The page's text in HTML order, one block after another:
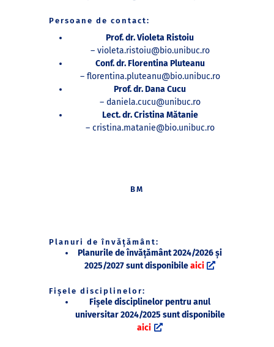
Persoane de contact:
Prof. dr. Violeta Ristoiu
– violeta.ristoiu@bio.unibuc.ro
Conf. dr. Florentina Pluteanu
– florentina.pluteanu@bio.unibuc.ro
Prof. dr. Dana Cucu
– daniela.cucu@unibuc.ro
Lect. dr. Cristina Mătanie
– cristina.matanie@bio.unibuc.ro
BM
Planuri de învățământ:
Planurile de învățământ 2024/2026 și
2025/2027 sunt disponibileaici
Fișele disciplinelor:
Fișele disciplinelor pentru anul
universitar 2024/2025 sunt disponibile
aici